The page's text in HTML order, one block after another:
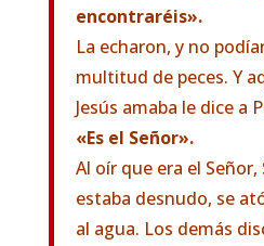
encontraréis».
La echaron, y no
multitud de peces. Y
Jesús amaba le dice a
«Es el Señor».
Al oír que era el
estaba desnudo, se
al agua. Los demás